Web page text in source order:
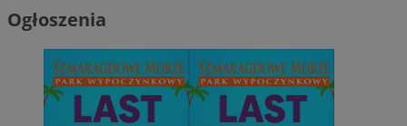
Ogłoszenia